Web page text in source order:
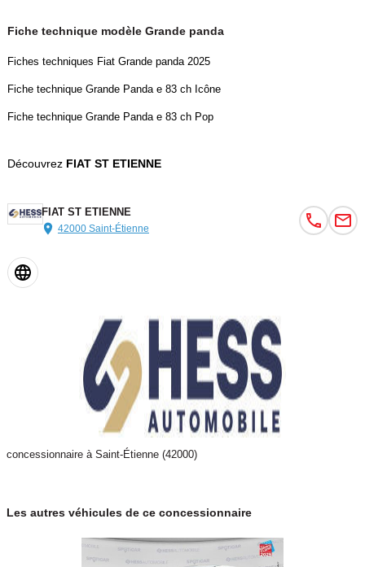
Fiche technique modèle Grande panda
Fiches techniques Fiat Grande panda 2025
Fiche technique Grande Panda e 83 ch Icône
Fiche technique Grande Panda e 83 ch Pop
Découvrez FIAT ST ETIENNE
FIAT ST ETIENNE
42000 Saint-Étienne
concessionnaire à Saint-Étienne (42000)
Les autres véhicules de ce concessionnaire